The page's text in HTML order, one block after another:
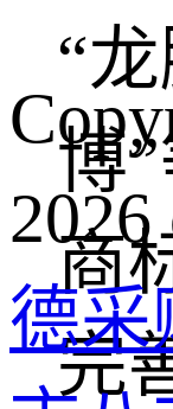
“
博
商
完
德采